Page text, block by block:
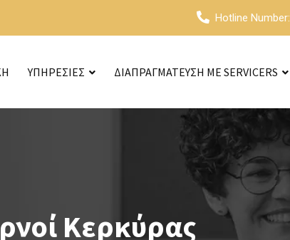
Hotline Number:
ΥΠΗΡΕΣΙΕΣ ΔΙΑΠΡΑΓΜΑΤΕΥΣΗ ΜΕ SERVICERS
Κερκύρας